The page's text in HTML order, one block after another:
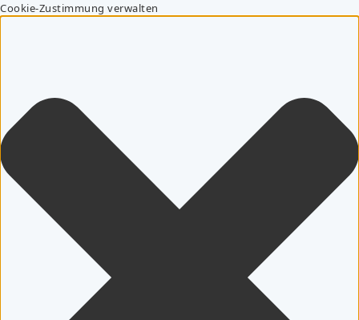
Cookie-Zustimmung verwalten